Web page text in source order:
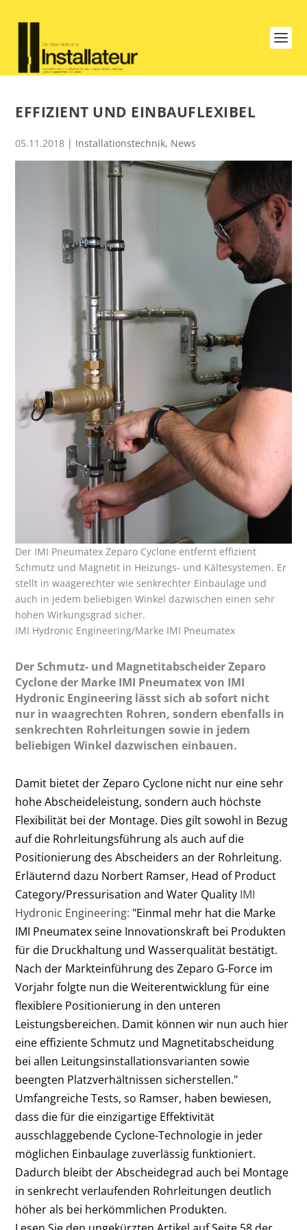
EFFIZIENT UND EINBAUFLEXIBEL
05.11.2018 | Installationstechnik, News
Der IMI Pneumatex Zeparo Cyclone entfernt effizient
Schmutz und Magnetit in Heizungs- und Kältesys­temen. Er
stellt in waagerechter wie senkrechter ­Einbaulage und
auch in jedem beliebigen Winkel ­dazwischen einen sehr
hohen Wirkungsgrad sicher.
IMI Hydronic Engineering/Marke IMI Pneumatex
Der Schmutz- und Magnetitabscheider Zeparo
Cyclone der Marke IMI Pneumatex von IMI
Hydronic Engineering lässt sich ab sofort nicht
nur in waagrechten Rohren, sondern ebenfalls in
senkrechten Rohrleitungen sowie in jedem
beliebigen Winkel dazwischen einbauen.
Damit bietet der Zeparo Cyclone nicht nur eine sehr
hohe Abscheideleistung, sondern auch höchste
Flexibilität bei der Montage. Dies gilt sowohl in Bezug
auf die Rohrleitungsführung als auch auf die
Positionierung des Abscheiders an der Rohrleitung.
Erläuternd dazu Norbert Ramser, Head of Product
Category/Pressurisation and Water Quality IMI
Hydronic Engineering: "Einmal mehr hat die Marke
IMI Pneumatex seine Innovationskraft bei Produkten
für die Druckhaltung und Wasserqualität bestätigt.
Nach der Markteinführung des Zeparo G-Force im
Vorjahr folgte nun die Weiterentwicklung für eine
flexiblere Positionierung in den unteren
Leistungsbereichen. Damit können wir nun auch hier
eine effiziente Schmutz und Magnetitabscheidung
bei allen Leitungsinstallationsvarianten sowie
beengten Platzverhältnissen sicherstellen."
Umfangreiche Tests, so Ramser, haben bewiesen,
dass die für die einzigartige Effektivität
ausschlaggebende Cyclone-Technologie in jeder
möglichen Einbaulage zuverlässig funktioniert.
Dadurch bleibt der Abscheidegrad auch bei Montage
in senkrecht verlaufenden Rohrleitungen deutlich
höher als bei herkömmlichen Produkten.